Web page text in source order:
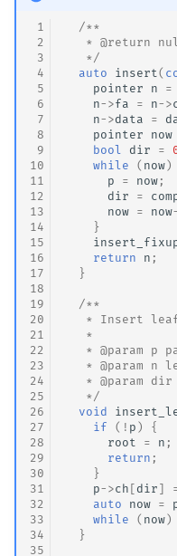
1
2
3
4
5
6
7
8
9
10
11
12
13
14
15
16
17
18
19
20
21
22
23
24
25
26
27
28
29
30
31
32
33
34
35
/**
* @return
   */
auto
insert(
pointer
n =
n->fa = n->
n->data =
pointer
now
bool
dir =
while
( now )
p
= now ;
dir
=
now = now
}
return
n ;
}
/**
* Insert
   *
* @param p
* @param n
* @param
   */
void
if
( ! p )
{
root
= n ;
return ;
}
p->ch [ dir ]
auto
now =
while
( now )
}